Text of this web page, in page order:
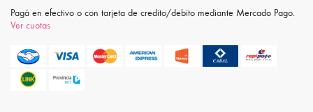
Pagá en efectivo o con tarjeta de credito/debito mediante Mercado Pago.
Ver cuotas